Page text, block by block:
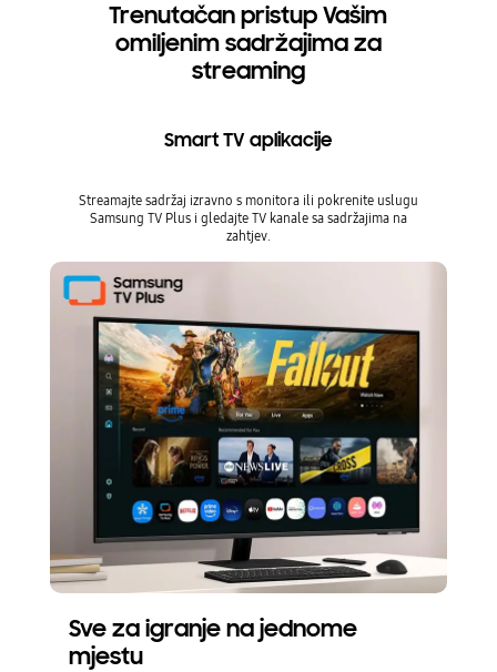
Trenutačan pristup Vašim
omiljenim sadržajima za
streaming
Smart TV aplikacije
Streamajte sadržaj izravno s monitora ili pokrenite uslugu
Samsung TV Plus i gledajte TV kanale sa sadržajima na
zahtjev.
Sve za igranje na jednome
mjestu